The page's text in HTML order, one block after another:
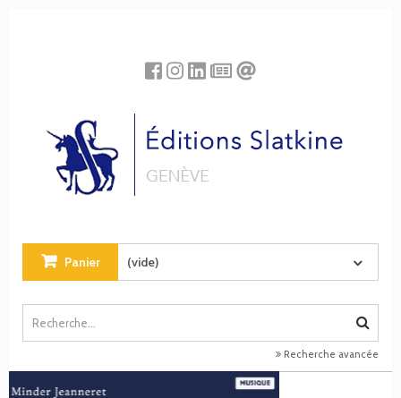
Panier (vide)
Recherche avancée